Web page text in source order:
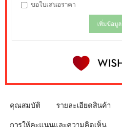
ขอใบเสนอราคา
เพิ่มข้อมูล
คุณสมบัติ รายละเอียดสินค้า
การให้คะแนนและความคิดเห็น